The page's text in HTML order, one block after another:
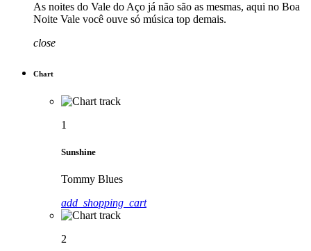
As noites do Vale do Aço já não são as mesmas, aqui no Boa
Noite Vale você ouve só música top demais.
close
Chart
1
Sunshine
Tommy Blues
add_shopping_cart
2